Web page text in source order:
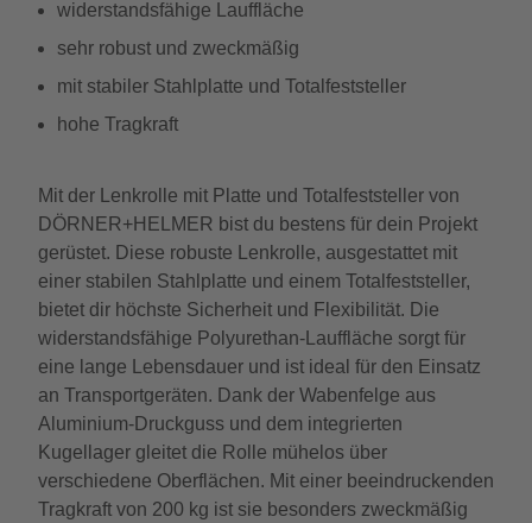
widerstandsfähige Lauffläche
sehr robust und zweckmäßig
mit stabiler Stahlplatte und Totalfeststeller
hohe Tragkraft
Mit der Lenkrolle mit Platte und Totalfeststeller von
DÖRNER+HELMER bist du bestens für dein Projekt
gerüstet. Diese robuste Lenkrolle, ausgestattet mit
einer stabilen Stahlplatte und einem Totalfeststeller,
bietet dir höchste Sicherheit und Flexibilität. Die
widerstandsfähige Polyurethan-Lauffläche sorgt für
eine lange Lebensdauer und ist ideal für den Einsatz
an Transportgeräten. Dank der Wabenfelge aus
Aluminium-Druckguss und dem integrierten
Kugellager gleitet die Rolle mühelos über
verschiedene Oberflächen. Mit einer beeindruckenden
Tragkraft von 200 kg ist sie besonders zweckmäßig